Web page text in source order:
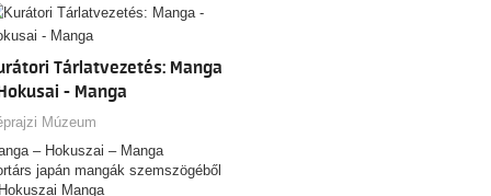
Tárlatvezetés: Manga
- Manga
Múzeum
– Hokuszai – Manga
japán mangák szemszögéből
Manga